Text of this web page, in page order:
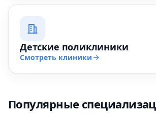
Детские поликлиники
Смотреть клиники
Популярные